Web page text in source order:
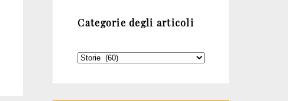
Categorie degli articoli
Categorie